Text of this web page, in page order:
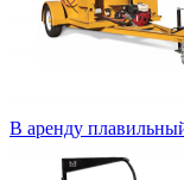
В аренду